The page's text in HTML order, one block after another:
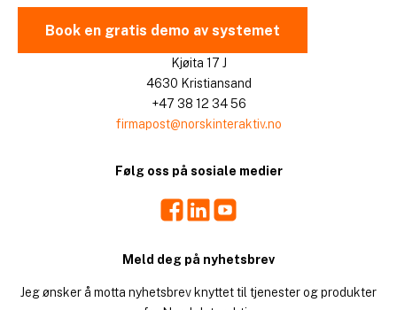
Book en gratis demo av systemet
Kjøita 17 J
4630 Kristiansand
+47 38 12 34 56
firmapost@norskinteraktiv.no
Følg oss på sosiale medier
Facebook
LinkedIn
Meld deg på nyhetsbrev
Jeg ønsker å motta nyhetsbrev knyttet til tjenester og produkter